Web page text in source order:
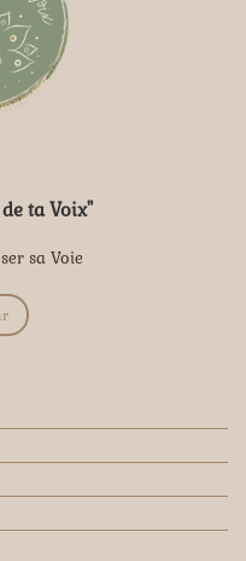
ta Voix"
sa Voie